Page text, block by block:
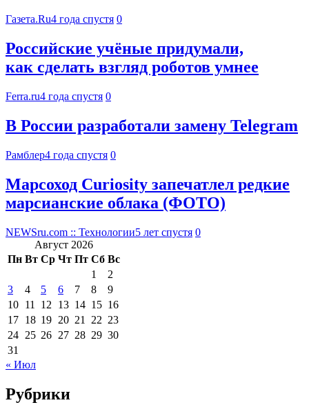
Газета.Ru4 года спустя 0
Российские учёные придумали,
как сделать взгляд роботов умнее
Ferra.ru4 года спустя 0
В России разработали замену Telegram
Рамблер4 года спустя 0
Марсоход Curiosity запечатлел редкие
марсианские облака (ФОТО)
NEWSru.com :: Технологии5 лет спустя 0
Август 2026
Пн Вт Ср Чт Пт Сб Вс
1
2
3
4 5 6 7 8
9
10 11 12 13 14 15 16
17 18 19 20 21 22 23
24 25 26 27 28 29 30
31
« Июл
Рубрики